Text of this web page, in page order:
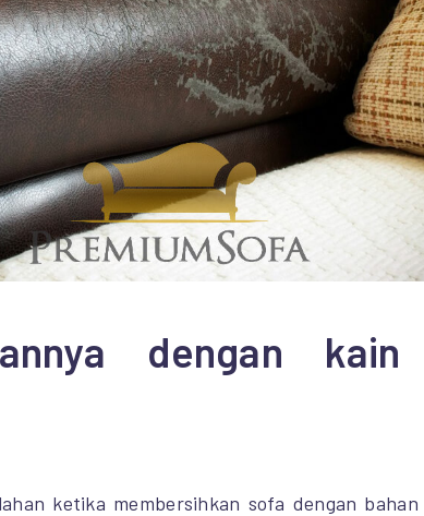
dengan
ketika membersihkan sofa dengan